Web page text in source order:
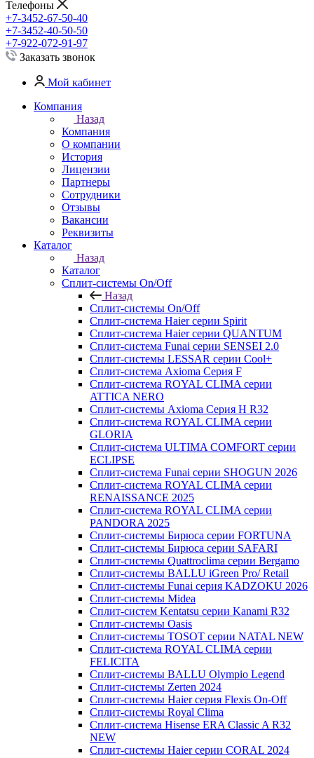
Телефоны
+7-3452-67-50-40
+7-3452-40-50-50
+7-922-072-91-97
Заказать звонок
Мой кабинет
Компания
Назад
Компания
О компании
История
Лицензии
Партнеры
Сотрудники
Отзывы
Вакансии
Реквизиты
Каталог
Назад
Каталог
Сплит-системы On/Off
Назад
Сплит-системы On/Off
Сплит-система Haier серии Spirit
Сплит-система Haier серии QUANTUM
Сплит-система Funai серии SENSEI 2.0
Сплит-системы LESSAR серии Cool+
Сплит-система Axioma Серия F
Сплит-система ROYAL CLIMA серии
ATTICA NERO
Сплит-системы Axioma Серия H R32
Сплит-система ROYAL CLIMA серии
GLORIA
Сплит-система ULTIMA COMFORT серии
ECLIPSE
Сплит-система Funai серии SHOGUN 2026
Сплит-система ROYAL CLIMA серии
RENAISSANCE 2025
Сплит-система ROYAL CLIMA серии
PANDORA 2025
Сплит-системы Бирюса серии FORTUNA
Сплит-системы Бирюса серии SAFARI
Сплит-системы Quattroclima серии Bergamo
Сплит-системы BALLU iGreen Pro/ Retail
Сплит-системы Funai серия KADZOKU 2026
Сплит-системы Midea
Сплит-систем Kentatsu серии Kanami R32
Сплит-системы Oasis
Сплит-системы TOSOT серии NATAL NEW
Сплит-система ROYAL CLIMA серии
FELICITA
Сплит-системы BALLU Olympio Legend
Сплит-системы Zerten 2024
Сплит-системы Haier серия Flexis On-Off
Сплит-системы Royal Clima
Сплит-система Hisense ERA Classic A R32
NEW
Сплит-системы Haier cерии CORAL 2024